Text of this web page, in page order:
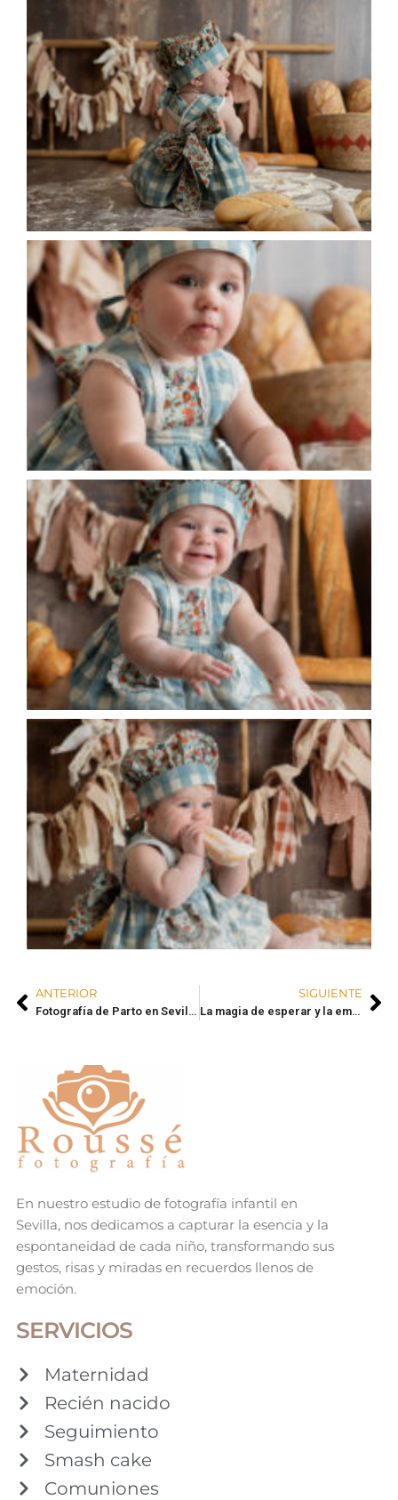
ANTERIOR
Fotografía de Parto en Sevilla – El nacimiento de Macarena
SIGUIENTE
La magia de esperar y la emoción de abrazar: sesiones de maternidad y recién nacido en Sevilla
En nuestro estudio de fotografía infantil en
Sevilla, nos dedicamos a capturar la esencia y la
espontaneidad de cada niño, transformando sus
gestos, risas y miradas en recuerdos llenos de
emoción.
SERVICIOS
Maternidad
Recién nacido
Seguimiento
Smash cake
Comuniones